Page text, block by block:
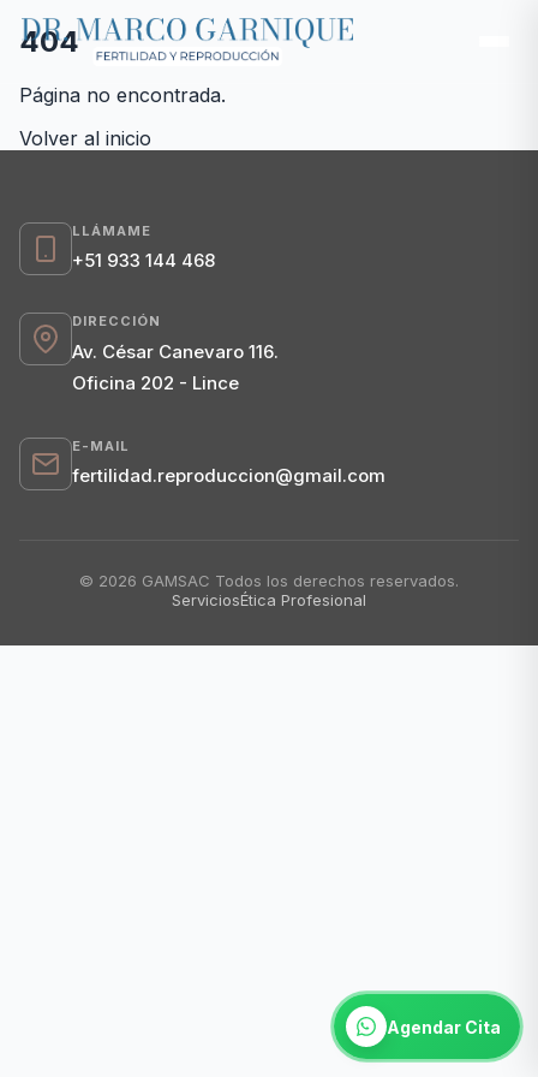
404
Página no encontrada.
Volver al inicio
LLÁMAME
+51 933 144 468
DIRECCIÓN
Av. César Canevaro 116.
Oficina 202 - Lince
E-MAIL
fertilidad.reproduccion@gmail.com
© 2026 GAMSAC Todos los derechos reservados.
ServiciosÉtica Profesional
Agendar Cita